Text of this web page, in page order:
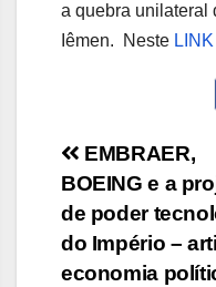
a quebra unilateral
Iêmen. Neste LINK
de
Post
EMBRAER,
BOEING e a
de poder
do Império –
economia